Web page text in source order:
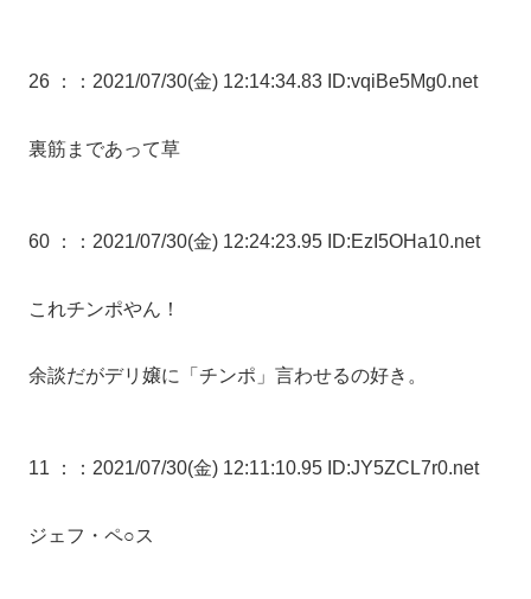
26 ： ：2021/07/30(金) 12:14:34.83 ID:vqiBe5Mg0.net
裏筋まであって草
60 ： ：2021/07/30(金) 12:24:23.95 ID:EzI5OHa10.net
これチンポやん！
余談だがデリ嬢に「チンポ」言わせるの好き。
11 ： ：2021/07/30(金) 12:11:10.95 ID:JY5ZCL7r0.net
ジェフ・ペ○ス